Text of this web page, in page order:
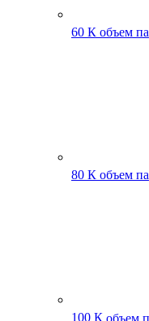
60 К объем
80 К объем
100 К объем